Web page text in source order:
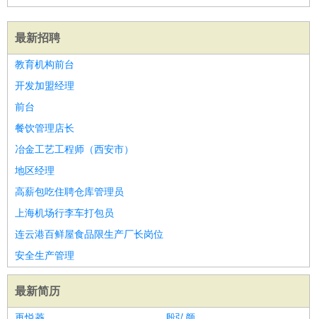
最新招聘
教育机构前台
开发加盟经理
前台
餐饮管理店长
冶金工艺工程师（西安市）
地区经理
高薪包吃住聘仓库管理员
上海机场行李车打包员
连云港百鲜屋食品限生产厂长岗位
安全生产管理
最新简历